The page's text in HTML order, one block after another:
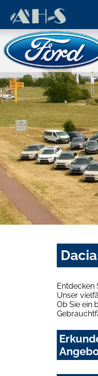
Entdecken
Unser
Ob Sie ein